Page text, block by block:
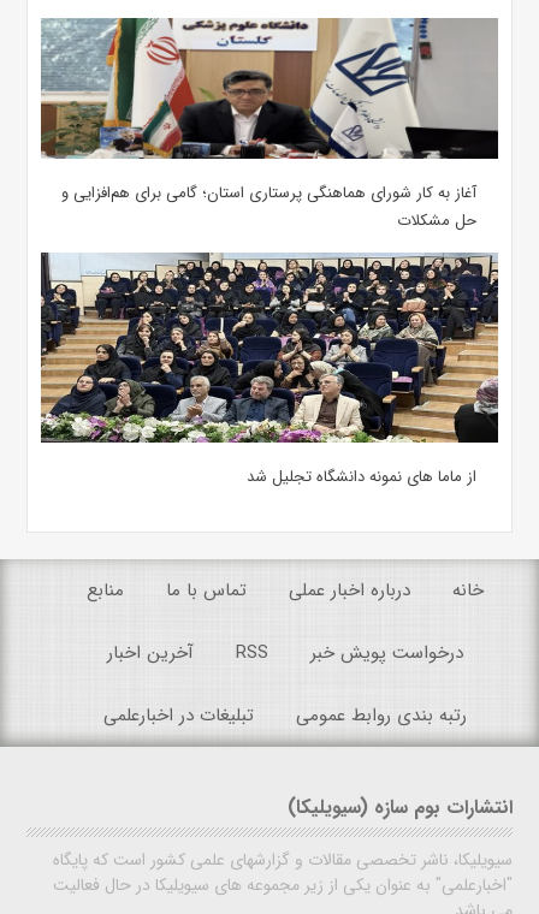
آغاز به کار شورای هماهنگی پرستاری استان؛ گامی برای هم‌افزایی و
حل مشکلات
از ماما های نمونه دانشگاه تجلیل شد
خانه درباره اخبار عملی تماس با ما منابع
درخواست پویش خبر RSS آخرین اخبار
رتبه بندی روابط عمومی تبلیغات در اخبارعلمی
انتشارات بوم سازه (سیویلیکا)
سیویلیکا، ناشر تخصصی مقالات و گزارشهای علمی کشور است که پایگاه
"اخبارعلمی" به عنوان یکی از زیر مجموعه های سیویلیکا در حال فعالیت